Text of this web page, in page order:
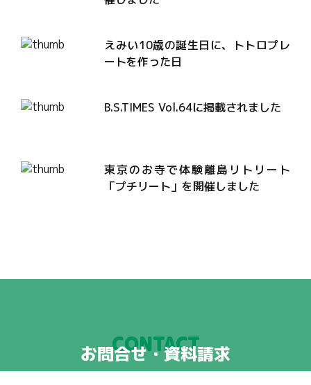
えみい10歳の誕生日に、トトロプレ
ートを作った日
B.S.TIMES Vol.64に掲載されました
東京のお寺で体験離島リトリート
「プチリート」を開催しました
CONTACT
お問合せ・資料請求